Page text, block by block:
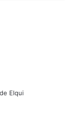
Elqui